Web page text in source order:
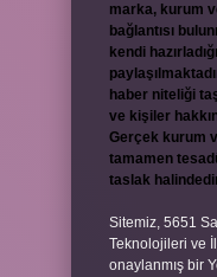
marka, kurum
bağlantısı
kendi
haber niteliği
ve kişiler
Gerçek kurum
tamamen
taslak
Sitemiz, 5651
Teknolojileri ve
onaylanmış bir